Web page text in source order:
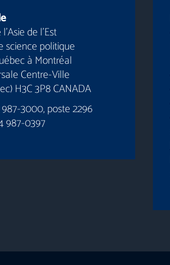
de l’Est
science politique
à Montréal
Centre-Ville
H3C 3P8 CANADA
3000, poste 2296
987-0397